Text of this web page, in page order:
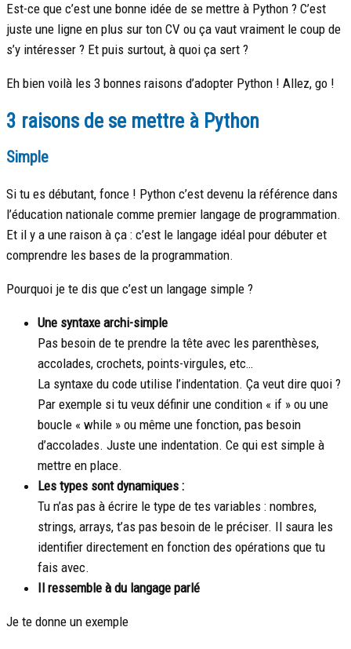
Est-ce que c’est une bonne idée de se mettre à Python ? C’est
juste une ligne en plus sur ton CV ou ça vaut vraiment le coup de
s’y intéresser ? Et puis surtout, à quoi ça sert ?
Eh bien voilà les 3 bonnes raisons d’adopter Python ! Allez, go !
3 raisons de se mettre à Python
Simple
Si tu es débutant, fonce ! Python c’est devenu la référence dans
l’éducation nationale comme premier langage de programmation.
Et il y a une raison à ça : c’est le langage idéal pour débuter et
comprendre les bases de la programmation.
Pourquoi je te dis que c’est un langage simple ?
Une syntaxe archi-simple
Pas besoin de te prendre la tête avec les parenthèses,
accolades, crochets, points-virgules, etc…
La syntaxe du code utilise l’indentation. Ça veut dire quoi ?
Par exemple si tu veux définir une condition « if » ou une
boucle « while » ou même une fonction, pas besoin
d’accolades. Juste une indentation. Ce qui est simple à
mettre en place.
Les types sont dynamiques :
Tu n’as pas à écrire le type de tes variables : nombres,
strings, arrays, t’as pas besoin de le préciser. Il saura les
identifier directement en fonction des opérations que tu
fais avec.
Il ressemble à du langage parlé
Je te donne un exemple